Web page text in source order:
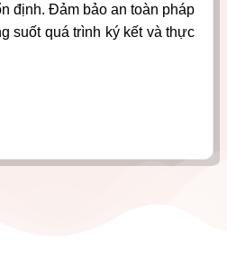
định. Đảm bảo an toàn pháp
suốt quá trình ký kết và thực